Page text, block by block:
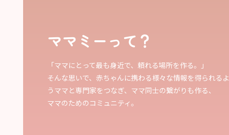
ママミーって？
「ママにとって最も身近で、頼れる場所を作る。」
そんな思いで、赤ちゃんに携わる様々な情報を得られるよ
うママと専門家をつなぎ、ママ同士の繋がりも作る、
ママのためのコミュニティ。